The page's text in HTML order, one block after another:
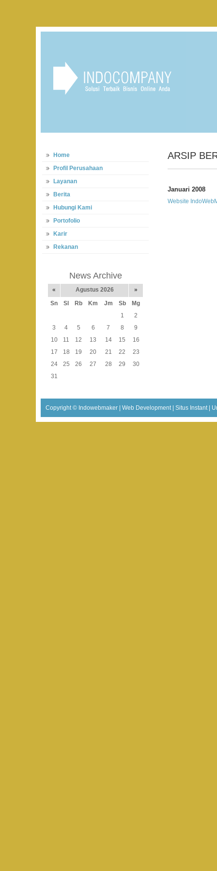
Home
Profil Perusahaan
Layanan
Berita
Hubungi Kami
Portofolio
Karir
Rekanan
News Archive
« Agustus 2026
»
Sn
Sl Rb Km Jm Sb
Mg
1
2
3
4 5 6 7 8
9
10
11 12 13 14 15
16
17
18 19 20 21 22
23
24
25 26 27 28 29
30
31
ARSIP
Januari 2008
Website
Copyright © Indowebmaker | Web Development | Situs Instant |